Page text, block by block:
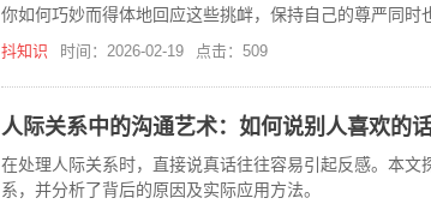
你如何巧妙而得体地回应这些挑衅，保持自己的尊严同时
抖知识 时间：2026-02-19 点击：509
人际关系中的沟通艺术：如何说别人喜欢的
在处理人际关系时，直接说真话往往容易引起反感。本
系，并分析了背后的原因及实际应用方法。